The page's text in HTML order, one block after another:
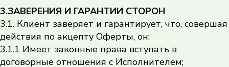
3.ЗАВЕРЕНИЯ И ГАРАНТИИ СТОРОН
3.1. Клиент заверяет и гарантирует, что, совершая
действия по акцепту Оферты, он:
3.1.1 Имеет законные права вступать в
договорные отношения с Исполнителем;